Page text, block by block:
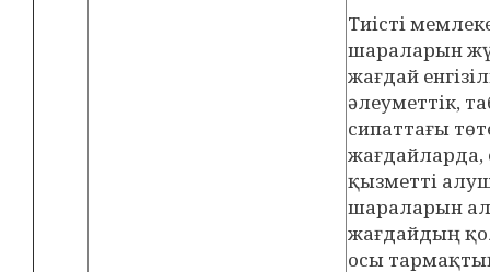
Тиісті
шараларын
жағдай
әлеуметтік,
сипаттағы
жағдайларда,
қызметті
шараларын
жағдайдың
осы